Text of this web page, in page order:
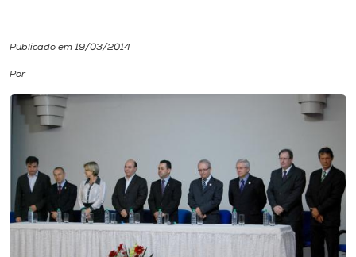
Cultura
CPA
Biblioteca
Editora
Publicado em 19/03/2014
Por